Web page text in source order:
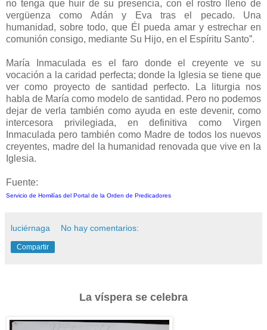
no tenga que huir de su presencia, con el rostro lleno de
vergüenza como Adán y Eva tras el pecado. Una
humanidad, sobre todo, que Él pueda amar y estrechar en
comunión consigo, mediante Su Hijo, en el Espíritu Santo”.
María Inmaculada es el faro donde el creyente ve su
vocación a la caridad perfecta; donde la Iglesia se tiene que
ver como proyecto de santidad perfecto. La liturgia nos
habla de María como modelo de santidad. Pero no podemos
dejar de verla también como ayuda en este devenir, como
intercesora privilegiada, en definitiva como Virgen
Inmaculada pero también como Madre de todos los nuevos
creyentes, madre del la humanidad renovada que vive en la
Iglesia.
Fuente:
Servicio de Homilías del Portal de la Orden de Predicadores
luciérnaga No hay comentarios:
Compartir
La víspera se celebra